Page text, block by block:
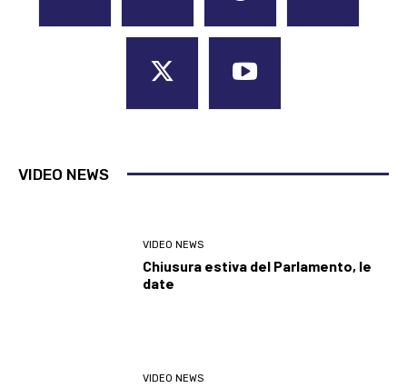
VIDEO NEWS
VIDEO NEWS
Chiusura estiva del Parlamento, le
date
VIDEO NEWS